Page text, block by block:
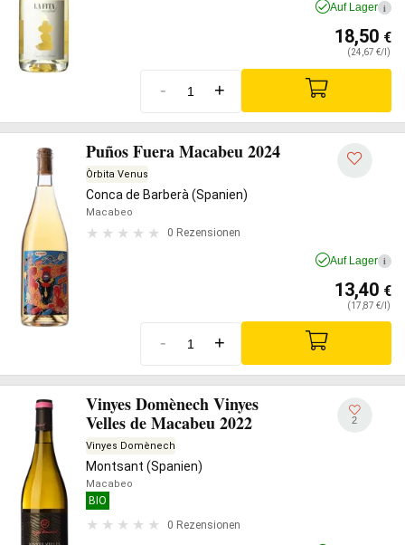
Auf Lager i
18,50 €
(24,67 €/l)
- +
Puños Fuera Macabeu 2024
Òrbita Venus
Conca de Barberà (Spanien)
Macabeo
0 Rezensionen
Auf Lager i
13,40 €
(17,87 €/l)
- +
Vinyes Domènech Vinyes
Velles de Macabeu 2022
Vinyes Domènech
Montsant (Spanien)
Macabeo
BIO
0 Rezensionen
2